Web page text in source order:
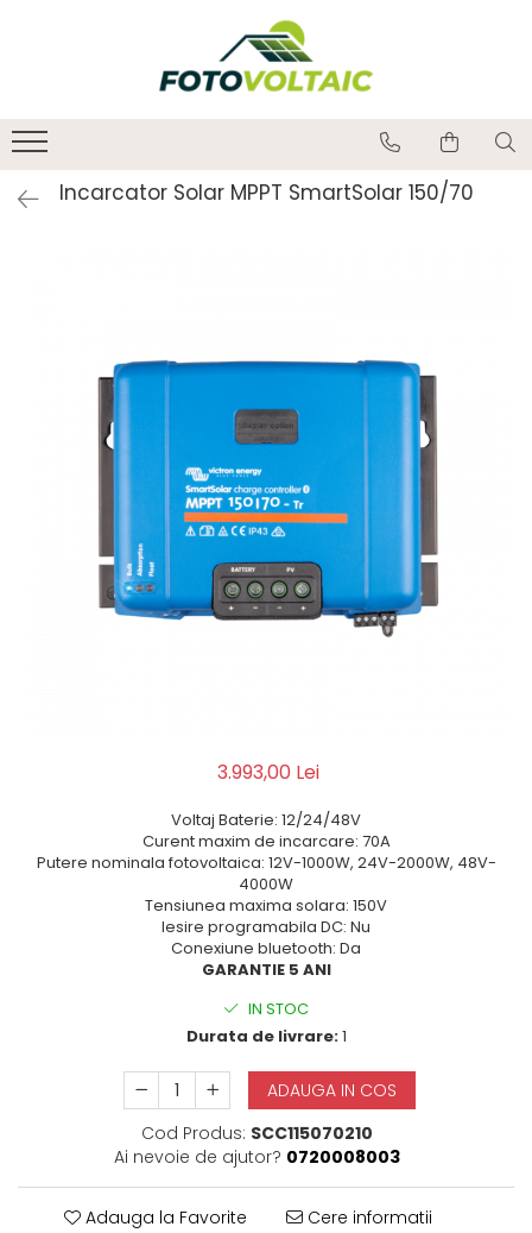
Incarcator Solar MPPT SmartSolar 150/70
3.993,00 Lei
Voltaj Baterie: 12/24/48V
Curent maxim de incarcare: 70A
Putere nominala fotovoltaica: 12V-1000W, 24V-2000W, 48V-
4000W
Tensiunea maxima solara: 150V
Iesire programabila DC: Nu
Conexiune bluetooth: Da
GARANTIE 5 ANI
IN STOC
Durata de livrare:1
ADAUGA IN COS
Cod Produs: SCC115070210
Ai nevoie de ajutor? 0720008003
Adauga la Favorite Cere informatii